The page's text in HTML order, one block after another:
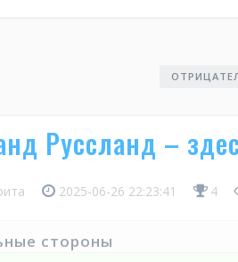
Руссланд –
2025-06-26 22:23:41 4
стороны